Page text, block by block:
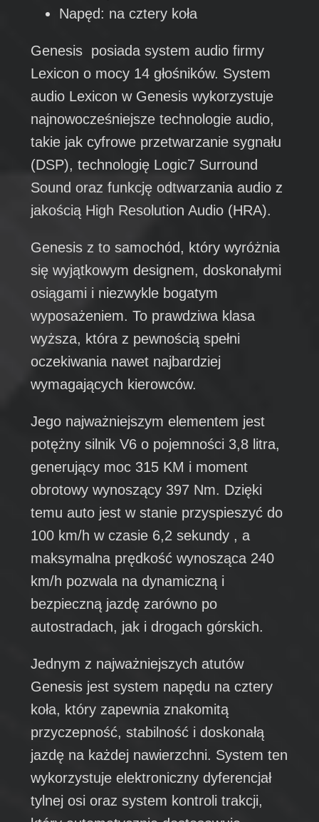
Napęd: na cztery koła
Genesis posiada system audio firmy
Lexicon o mocy 14 głośników. System
audio Lexicon w Genesis wykorzystuje
najnowocześniejsze technologie audio,
takie jak cyfrowe przetwarzanie sygnału
(DSP), technologię Logic7 Surround
Sound oraz funkcję odtwarzania audio z
jakością High Resolution Audio (HRA).
Genesis z to samochód, który wyróżnia
się wyjątkowym designem, doskonałymi
osiągami i niezwykle bogatym
wyposażeniem. To prawdziwa klasa
wyższa, która z pewnością spełni
oczekiwania nawet najbardziej
wymagających kierowców.
Jego najważniejszym elementem jest
potężny silnik V6 o pojemności 3,8 litra,
generujący moc 315 KM i moment
obrotowy wynoszący 397 Nm. Dzięki
temu auto jest w stanie przyspieszyć do
100 km/h w czasie 6,2 sekundy , a
maksymalna prędkość wynosząca 240
km/h pozwala na dynamiczną i
bezpieczną jazdę zarówno po
autostradach, jak i drogach górskich.
Jednym z najważniejszych atutów
Genesis jest system napędu na cztery
koła, który zapewnia znakomitą
przyczepność, stabilność i doskonałą
jazdę na każdej nawierzchni. System ten
wykorzystuje elektroniczny dyferencjał
tylnej osi oraz system kontroli trakcji,